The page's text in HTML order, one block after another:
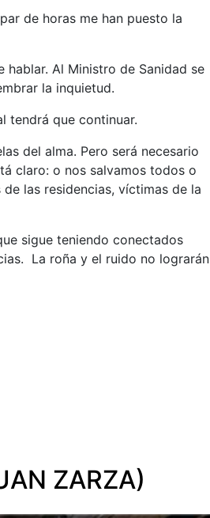
de horas me han puesto la
Al Ministro de Sanidad se
la inquietud.
tendrá que continuar.
del alma. Pero será necesario
claro: o nos salvamos todos o
las residencias, víctimas de la
sigue teniendo conectados
La roña y el ruido no lograrán
ZARZA)